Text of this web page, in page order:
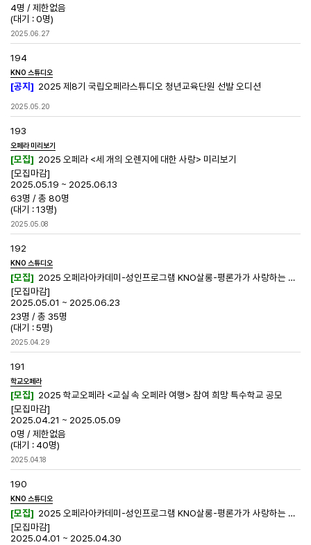
4명 /제한없음
(대기 : 0명)
2025.06.27
194
KNO 스튜디오
[공지] 2025 제8기 국립오페라스튜디오 청년교육단원 선발 오디션
2025.05.20
193
오페라 미리보기
[모집] 2025 오페라 <세 개의 오렌지에 대한 사랑> 미리보기
[모집마감]
2025.05.19 ~ 2025.06.13
63명 /총 80명
(대기 : 13명)
2025.05.08
192
KNO 스튜디오
[모집] 2025 오페라아카데미-성인프로그램 KNO살롱-평론가가 사랑하는 오페라
[모집마감]
2025.05.01 ~ 2025.06.23
23명 /총 35명
(대기 : 5명)
2025.04.29
191
학교오페라
[모집] 2025 학교오페라 <교실 속 오페라 여행> 참여 희망 특수학교 공모
[모집마감]
2025.04.21 ~ 2025.05.09
0명 /제한없음
(대기 : 40명)
2025.04.18
190
KNO 스튜디오
[모집] 2025 오페라아카데미-성인프로그램 KNO살롱-평론가가 사랑하는 오페라
[모집마감]
2025.04.01 ~ 2025.04.30